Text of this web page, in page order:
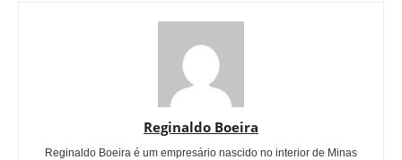
Reginaldo Boeira
Reginaldo Boeira é um empresário nascido no interior de Minas